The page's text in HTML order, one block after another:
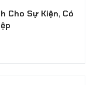
Cho Sự Kiện, Có